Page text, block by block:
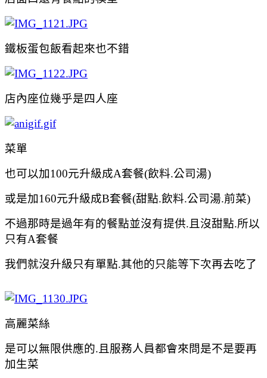
鐵板蛋包飯看起來也不錯
店內座位幾乎是四人座
菜單
也可以加100元升級成A套餐(飲料.公司湯)
或是加160元升級成B套餐(甜點.飲料.公司湯.前菜)
不過那時是過年有的餐點並沒有提供.且沒甜點.所以
只有A套餐
我們就沒升級只有單點.其他的只能等下次再去吃了
高麗菜絲
是可以無限供應的.且服務人員都會來問是不是要再
加生菜